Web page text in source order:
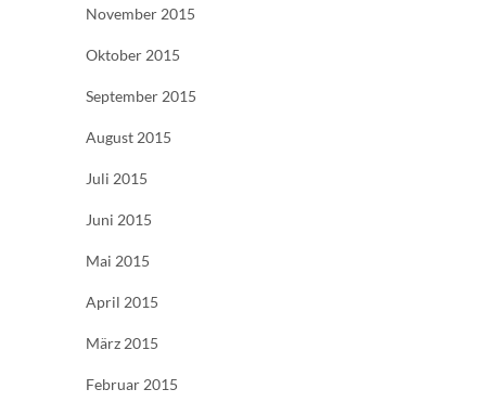
November 2015
Oktober 2015
September 2015
August 2015
Juli 2015
Juni 2015
Mai 2015
April 2015
März 2015
Februar 2015